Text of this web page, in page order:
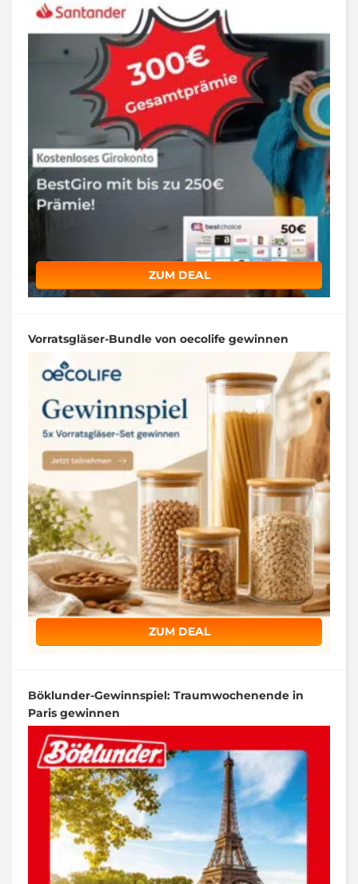
ZUM DEAL
Vorratsgläser-Bundle von oecolife gewinnen
ZUM DEAL
Böklunder-Gewinnspiel: Traumwochenende in
Paris gewinnen